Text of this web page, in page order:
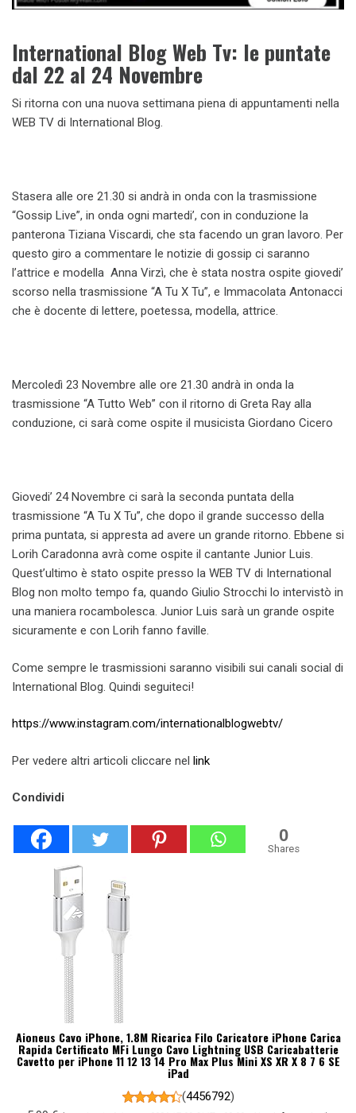
International Blog Web Tv: le puntate
dal 22 al 24 Novembre
Si ritorna con una nuova settimana piena di appuntamenti nella
WEB TV di International Blog.
Stasera alle ore 21.30 si andrà in onda con la trasmissione
“Gossip Live”, in onda ogni martedi’, con in conduzione la
panterona Tiziana Viscardi, che sta facendo un gran lavoro. Per
questo giro a commentare le notizie di gossip ci saranno
l’attrice e modella Anna Virzì, che è stata nostra ospite giovedi’
scorso nella trasmissione “A Tu X Tu”, e Immacolata Antonacci
che è docente di lettere, poetessa, modella, attrice.
Mercoledì 23 Novembre alle ore 21.30 andrà in onda la
trasmissione “A Tutto Web” con il ritorno di Greta Ray alla
conduzione, ci sarà come ospite il musicista Giordano Cicero
Giovedi’ 24 Novembre ci sarà la seconda puntata della
trasmissione “A Tu X Tu”, che dopo il grande successo della
prima puntata, si appresta ad avere un grande ritorno. Ebbene si
Lorih Caradonna avrà come ospite il cantante Junior Luis.
Quest’ultimo è stato ospite presso la WEB TV di International
Blog non molto tempo fa, quando Giulio Strocchi lo intervistò in
una maniera rocambolesca. Junior Luis sarà un grande ospite
sicuramente e con Lorih fanno faville.
Come sempre le trasmissioni saranno visibili sui canali social di
International Blog. Quindi seguiteci!
https://www.instagram.com/internationalblogwebtv/
Per vedere altri articoli cliccare nel link
Condividi
0
Shares
Aioneus Cavo iPhone, 1.8M Ricarica Filo Caricatore iPhone Carica
Rapida Certificato MFi Lungo Cavo Lightning USB Caricabatterie
Cavetto per iPhone 11 12 13 14 Pro Max Plus Mini XS XR X 8 7 6 SE
iPad
(4456792)